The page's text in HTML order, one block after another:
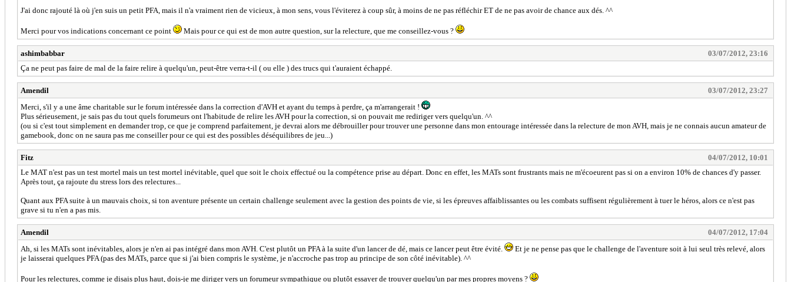
J'ai donc rajouté là où j'en suis un petit PFA, mais il n'a vraiment rien de vicieux, à mon sens, vous l'éviterez à coup sûr, à moins de ne pas réfléchir ET de ne pas avoir de chance aux dés. ^^
Merci pour vos indications concernant ce point Mais pour ce qui est de mon autre question, sur la relecture, que me conseillez-vous ?
ashimbabbar
03/07/2012, 23:16
Ça ne peut pas faire de mal de la faire relire à quelqu'un, peut-être verra-t-il ( ou elle ) des trucs qui t'auraient échappé.
Amendil
03/07/2012, 23:27
Merci, s'il y a une âme charitable sur le forum intéressée dans la correction d'AVH et ayant du temps à perdre, ça m'arrangerait !
Plus sérieusement, je sais pas du tout quels forumeurs ont l'habitude de relire les AVH pour la correction, si on pouvait me rediriger vers quelqu'un. ^^
(ou si c'est tout simplement en demander trop, ce que je comprend parfaitement, je devrai alors me débrouiller pour trouver une personne dans mon entourage intéressée dans la relecture de mon AVH, mais je ne connais aucun amateur de
gamebook, donc on ne saura pas me conseiller pour ce qui est des possibles déséquilibres de jeu...)
Fitz
04/07/2012, 10:01
Le MAT n'est pas un test mortel mais un test mortel inévitable, quel que soit le choix effectué ou la compétence prise au départ. Donc en effet, les MATs sont frustrants mais ne m'écoeurent pas si on a environ 10% de chances d'y passer.
Après tout, ça rajoute du stress lors des relectures...
Quant aux PFA suite à un mauvais choix, si ton aventure présente un certain challenge seulement avec la gestion des points de vie, si les épreuves affaiblissantes ou les combats suffisent régulièrement à tuer le héros, alors ce n'est pas
grave si tu n'en a pas mis.
Amendil
04/07/2012, 17:04
Ah, si les MATs sont inévitables, alors je n'en ai pas intégré dans mon AVH. C'est plutôt un PFA à la suite d'un lancer de dé, mais ce lancer peut être évité.
Et je ne pense pas que le challenge de l'aventure soit à lui seul très relevé, alors
je laisserai quelques PFA (pas des MATs, parce que si j'ai bien compris le système, je n'accroche pas trop au principe de son côté inévitable). ^^
Pour les relectures, comme je disais plus haut, dois-je me diriger vers un forumeur sympathique ou plutôt essayer de trouver quelqu'un par mes propres moyens ?